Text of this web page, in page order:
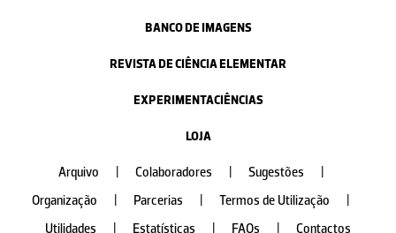
BANCO DE IMAGENS
REVISTA DE CIÊNCIA ELEMENTAR
EXPERIMENTACIÊNCIAS
LOJA
Arquivo Colaboradores Sugestões
Organização
Parcerias Termos de Utilização
Utilidades
Estatísticas FAQs Contactos